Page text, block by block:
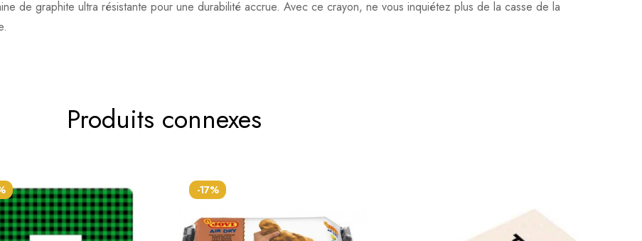
de graphite ultra résistante pour une durabilité accrue. Avec ce crayon, ne vous inquiétez plus de la casse de la
Produits connexes
-17%